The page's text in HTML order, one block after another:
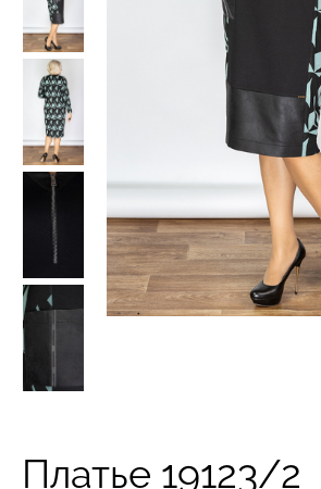
Платье 19123/2